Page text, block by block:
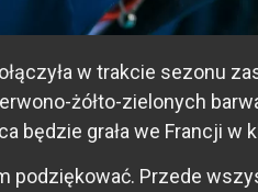
w trakcie sezonu
żółto-zielonych
będzie grała we Francji w
podziękować. Przede